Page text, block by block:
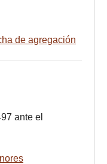
de agregación
ante el